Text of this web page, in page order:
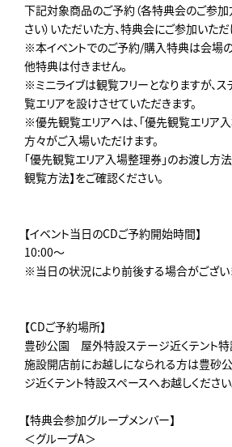
下記対象商品のご予約（各特典会のご参
さい）いただいた方、特典会にご参加いただ
※本イベントでのご予約/購入特典は会場の
他特典は付きません。
※ミニライブは観覧フリーとなりますが、
覧エリアを設けさせていただきます。
※優先観覧エリアへは、「優先観覧エリア
方々がご入場いただけます。
「優先観覧エリア入場整理券」のお渡し方法
観覧方法】をご確認ください。
【イベント当日のCDご予約開始時間】
10:00～
※当日の状況により前後する場合がござい
【CDご予約場所】
豊砂公園 屋外特設ステージ近くテント特
施設開店前にお越しになられる方は豊
ジ近くテント特設スペースへお越しください
【特典会参加グループメンバー】
＜グループA＞